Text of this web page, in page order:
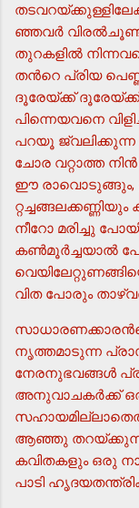
ഞ്ഞവര്‍
തുറകളില്‍
തന്‍റെ പ്രിയ
ദൂരേയ്ക്ക് ദൂരേയ്ക്ക്
പിന്നെയവനെ
പറയൂ
ചോര വറ്റാത്ത
ഈ രാവൊടുങ്ങും,
നീറോ മരിച്ചു
കണ്‍മൂര്‍ച്ചയാല്‍
വിത പോരും
നൃത്തമാടുന്ന
നേരനുഭവങ്ങള്‍
അനുവാചകര്‍ക്ക്
ആഞ്ഞു
കവിതകളും ഒരു
പാടി